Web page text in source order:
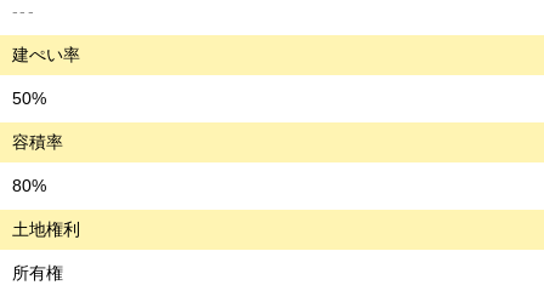
---
建ぺい率
50%
容積率
80%
土地権利
所有権